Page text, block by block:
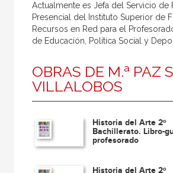
Editor
Editora
Escritora
Ilustrador
Traductor
Actualmente es Jefa del Servicio de
Presencial del Instituto Superior de
Recursos en Red para el
de Educación, Política Social y
OBRAS DE M.ª PAZ
VILLALOBOS
Historia del Arte 2º
Bachillerato. Libro-
profesorado
Historia del Arte 2º